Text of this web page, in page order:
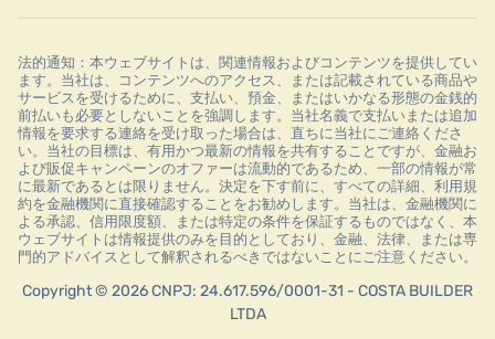
法的通知：本ウェブサイトは、関連情報およびコンテンツを提供してい
ます。当社は、コンテンツへのアクセス、または記載されている商品や
サービスを受けるために、支払い、預金、またはいかなる形態の金銭的
前払いも必要としないことを強調します。当社名義で支払いまたは追加
情報を要求する連絡を受け取った場合は、直ちに当社にご連絡くださ
い。当社の目標は、有用かつ最新の情報を共有することですが、金融お
よび販促キャンペーンのオファーは流動的であるため、一部の情報が常
に最新であるとは限りません。決定を下す前に、すべての詳細、利用規
約を金融機関に直接確認することをお勧めします。当社は、金融機関に
よる承認、信用限度額、または特定の条件を保証するものではなく、本
ウェブサイトは情報提供のみを目的としており、金融、法律、または専
門的アドバイスとして解釈されるべきではないことにご注意ください。
Copyright © 2026 CNPJ: 24.617.596/0001-31 - COSTA BUILDER
LTDA